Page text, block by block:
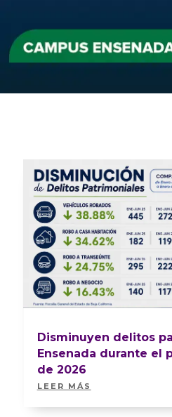
Disminuyen delitos
Ensenada durante el
de 2026
LEER MÁS